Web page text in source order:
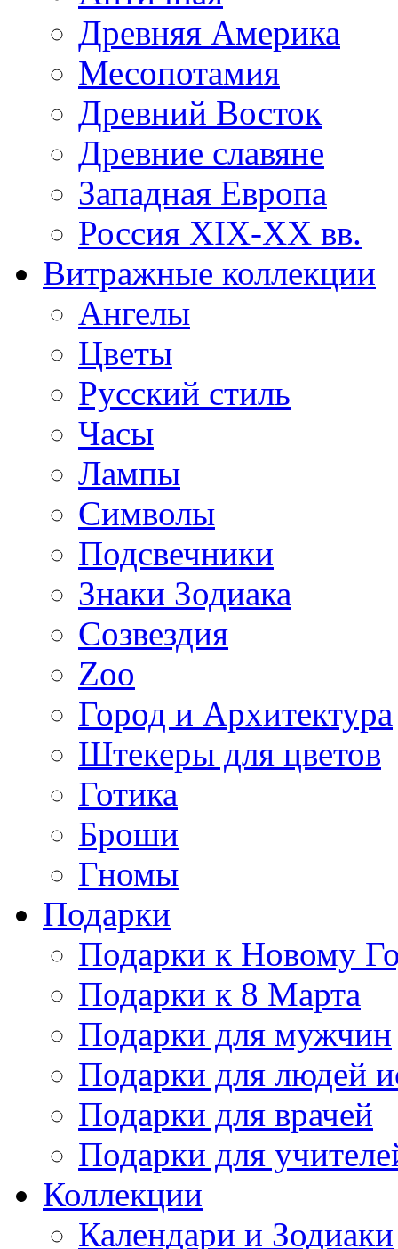
Древняя Америка
Месопотамия
Древний Восток
Древние славяне
Западная Европа
Россия XIX-XX вв.
Витражные коллекции
Ангелы
Цветы
Русский стиль
Часы
Лампы
Символы
Подсвечники
Знаки Зодиака
Созвездия
Zoo
Город и Архитектура
Штекеры для цветов
Готика
Броши
Гномы
Подарки
Подарки к Новому
Подарки к 8 Марта
Подарки для мужчин
Подарки для людей
Подарки для врачей
Подарки для
Коллекции
Календари и Зодиаки